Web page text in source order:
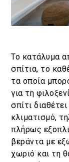
Το κατάλυμα
σπίτια, το
τα οποία
για τη
σπίτι
κλιματισμό,
πλήρως
βεράντα με
χωριό και τη